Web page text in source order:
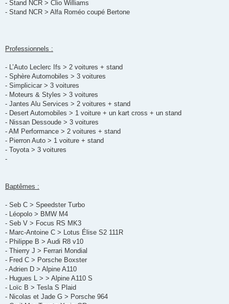
- Stand NCR > Clio Williams
- Stand NCR > Alfa Roméo coupé Bertone
Professionnels :
- L’Auto Leclerc Ifs > 2 voitures + stand
- Sphère Automobiles > 3 voitures
- Simplicicar > 3 voitures
- Moteurs & Styles > 3 voitures
- Jantes Alu Services > 2 voitures + stand
- Desert Automobiles > 1 voiture + un kart cross + un stand
- Nissan Dessoude > 3 voitures
- AM Performance > 2 voitures + stand
- Pierron Auto > 1 voiture + stand
- Toyota > 3 voitures
-
Baptêmes :
- Seb C > Speedster Turbo
- Léopolo > BMW M4
- Seb V > Focus RS MK3
- Marc-Antoine C > Lotus Élise S2 111R
- Philippe B > Audi R8 v10
- Thierry J > Ferrari Mondial
- Fred C > Porsche Boxster
- Adrien D > Alpine A110
- Hugues L > > Alpine A110 S
- Loïc B > Tesla S Plaid
- Nicolas et Jade G > Porsche 964